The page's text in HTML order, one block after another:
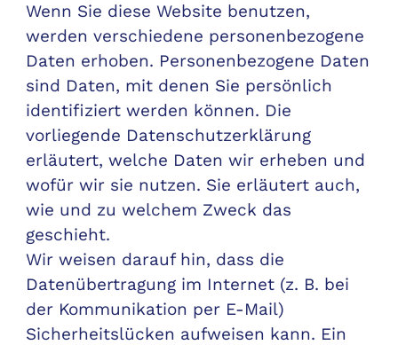
Wenn Sie diese Website benutzen,
werden verschiedene personenbezogene
Daten erhoben. Personenbezogene Daten
sind Daten, mit denen Sie persönlich
identifiziert werden können. Die
vorliegende Datenschutzerklärung
erläutert, welche Daten wir erheben und
wofür wir sie nutzen. Sie erläutert auch,
wie und zu welchem Zweck das
geschieht.
Wir weisen darauf hin, dass die
Datenübertragung im Internet (z. B. bei
der Kommunikation per E-Mail)
Sicherheitslücken aufweisen kann. Ein